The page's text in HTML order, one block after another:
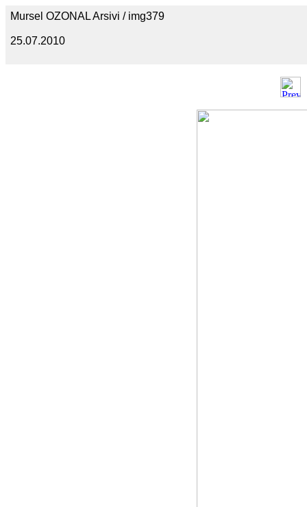
Mursel OZONAL Arsivi / img379
25.07.2010